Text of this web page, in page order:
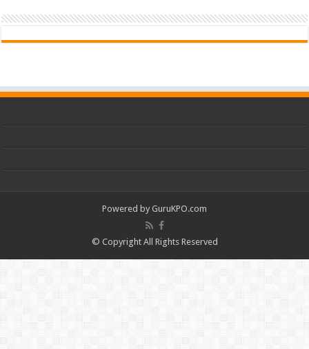
Powered by GuruKPO.com
© Copyright All Rights Reserved